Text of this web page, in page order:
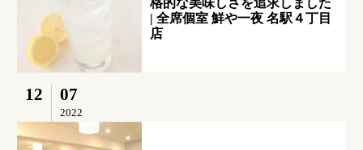
| 全席個室 鮮や一夜 名駅４丁目
店
12 07
2022